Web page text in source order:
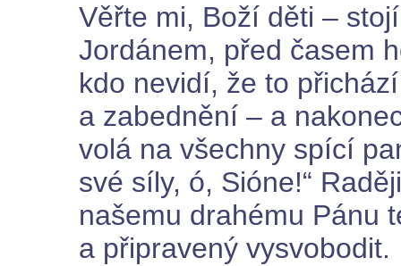
Věřte mi, Boží děti –
Jordánem, před časem
kdo nevidí, že to
a zabednění – a
volá na všechny spící
své síly, ó, Sióne!“
našemu drahému Pánu
a připravený vysvobodit.